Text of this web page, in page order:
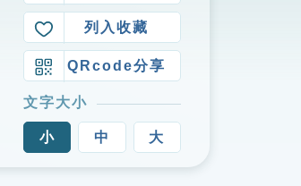
列入收藏
QRcode分享
文字大小
小 中 大